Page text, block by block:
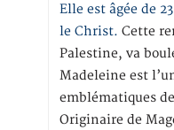
Elle est âgée de
le Christ. Cette
Palestine, va
Madeleine est
emblématiques
Originaire de